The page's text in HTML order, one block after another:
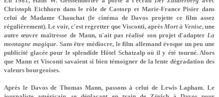
Christoph Eichhorn dans le rôle de Castorp et Marie-France Pisier dans
celui de Madame Chauchat (le cinéma de Davos projette ce film assez
régulièrement). Le voir, c'est regretter que Visconti, après Mort à Venise, une
autre œuvre maîtresse de Mann, n'ait pas réalisé son projet d'adapter La
montagne magique. Sans être médiocre, le film allemand évoque un peu une
publicité glacée pour le splendide Hôtel Schatzalp où il y été tourné. Alors
que Mann et Visconti savaient si bien témoigner de la lente dégradation des
valeurs bourgeoises.
Après le Davos de Thomas Mann, passons à celui de Lewis Lapham. Le